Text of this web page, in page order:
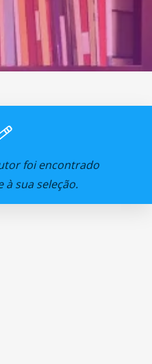
foi encontrado
sua seleção.